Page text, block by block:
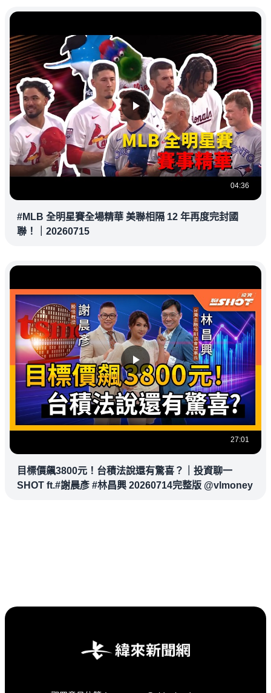
04:36
#MLB 全明星賽全場精華 美聯相隔 12 年再度完封國
聯！｜20260715
27:01
目標價飆3800元！台積法說還有驚喜？｜投資聊一
SHOT ft.#謝晨彥 #林昌興 20260714完整版 @vlmoney